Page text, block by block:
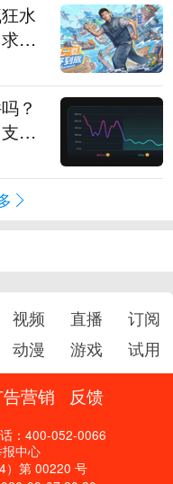
水
生
？
持
视频 直播
订阅
动漫 游戏 试用
告营销 反馈
：400-052-0066
中心
）第 00220 号